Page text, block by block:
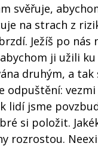
svěřuje,
na strach z
Ježíš po
ji užili
druhým, a tak
lidí jsme
si položit.
rozrostou.